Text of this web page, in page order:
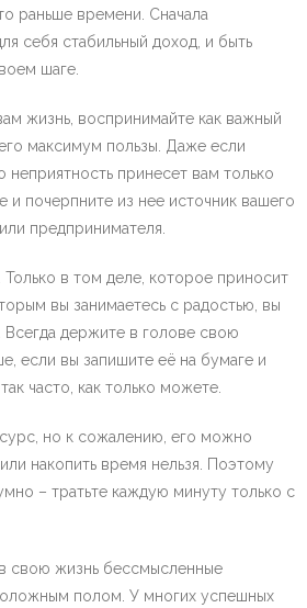
раньше времени. Сначала
себя стабильный доход, и быть
шаге.
жизнь, воспринимайте как важный
максимум пользы. Даже если
неприятность принесет вам только
и почерпните из нее источник вашего
предпринимателя.
в том деле, которое приносит
вы занимаетесь с радостью, вы
держите в голове свою
если вы запишите её на бумаге и
часто, как только можете.
но к сожалению, его можно
накопить время нельзя. Поэтому
– тратьте каждую минуту только с
в свою жизнь бессмысленные
полом. У многих успешных